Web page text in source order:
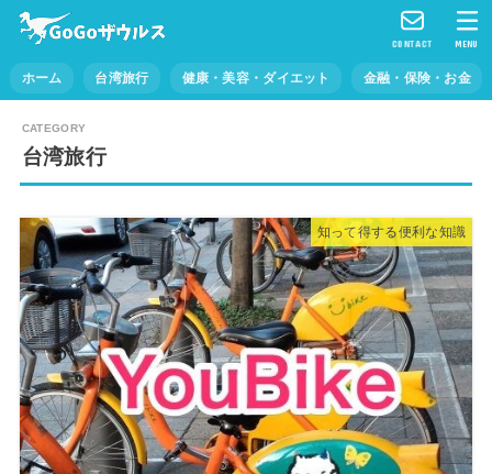
ホーム 台湾旅行 健康・美容・ダイエット 金融・保険・お金
CONTACT MENU
台湾旅行
知って得する便利な知識